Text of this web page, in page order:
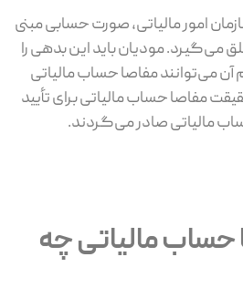
امور مالیاتی، صورت حسابی مبنی
می‌گیرد. مودیان باید این بدهی را
آن می‌توانند مفاصا حساب مالیاتی
مفاصا حساب مالیاتی برای تأیید
مالیاتی صادر می‌گردند.
حساب مالیاتی چه